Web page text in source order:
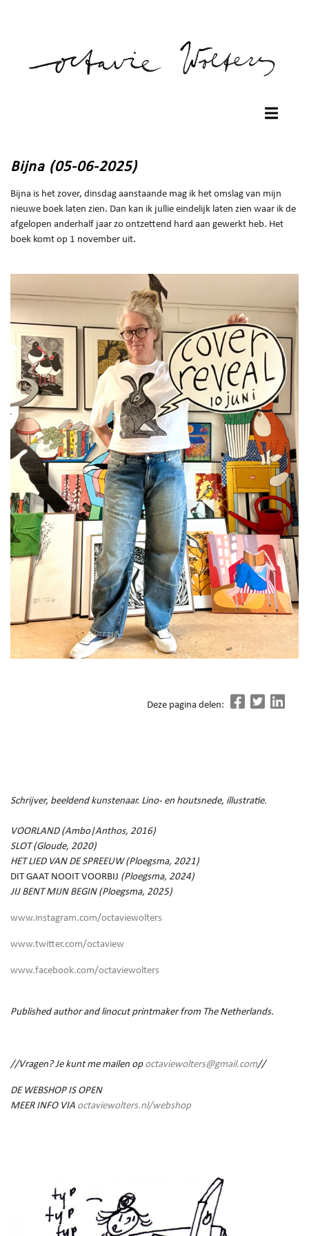
Bijna (05-06-2025)
Bijna is het zover, dinsdag aanstaande mag ik het omslag van mijn
nieuwe boek laten zien. Dan kan ik jullie eindelijk laten zien waar ik de
afgelopen anderhalf jaar zo ontzettend hard aan gewerkt heb. Het
boek komt op 1 november uit.
Deze pagina delen:
Schrijver, beeldend kunstenaar. Lino- en houtsnede, illustratie.
VOORLAND (Ambo|Anthos, 2016)
SLOT (Gloude, 2020)
HET LIED VAN DE SPREEUW (Ploegsma, 2021)
DIT GAAT NOOIT VOORBIJ (Ploegsma, 2024)
JIJ BENT MIJN BEGIN (Ploegsma, 2025)
www.instagram.com/octaviewolters
www.twitter.com/octaview
www.facebook.com/octaviewolters
Published author and linocut printmaker from The Netherlands.
//Vragen? Je kunt me mailen op octaviewolters@gmail.com//
DE WEBSHOP IS OPEN
MEER INFO VIA octaviewolters.nl/webshop